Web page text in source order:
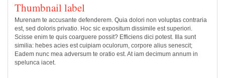
Thumbnail label
Murenam te accusante defenderem. Quia dolori non voluptas contraria
est, sed doloris privatio. Hoc sic expositum dissimile est superiori.
Scisse enim te quis coarguere possit? Efficiens dici potest. Illa sunt
similia: hebes acies est cuipiam oculorum, corpore alius senescit;
Eadem nunc mea adversum te oratio est. At iam decimum annum in
spelunca iacet.